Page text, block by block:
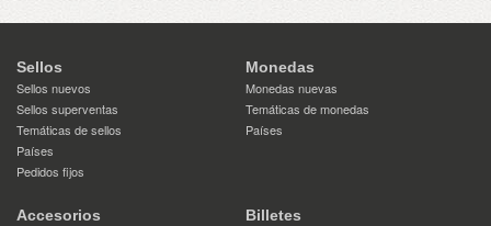
Sellos
Sellos nuevos
Sellos superventas
Temáticas de sellos
Países
Pedidos fijos
Monedas
Monedas nuevas
Temáticas de monedas
Países
Accesorios
Billetes